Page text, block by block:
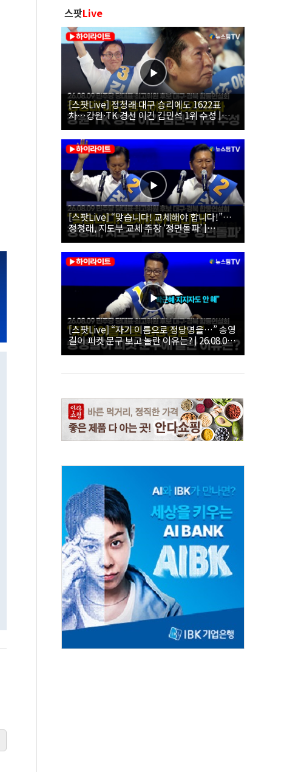
스팟Live
[스팟Live] 정청래 대구 승리에도 1622표
차…강원·TK 경선 이긴 김민석 1위 수성 |
26.08.09 더불어민주당 당대표·최고위원 후
보 대구·경북 합동연설회
[스팟Live] “맞습니다! 교체해야 합니다!”…
정청래, 지도부 교체 주장 ‘정면돌파’ |
26.08.09 더불어민주당 당대표·최고위원 후
보 대구·경북 합동연설회
[스팟Live] “자기 이름으로 정당명을…” 송영
길이 피켓 문구 보고 놀란 이유는? | 26.08.09
더불어민주당 당대표·최고위원 후보 대구·경